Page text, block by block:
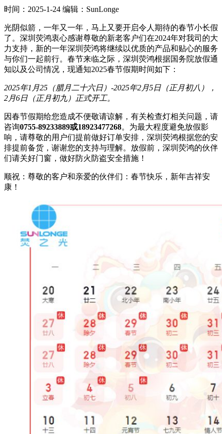
时间：2025-1-24 编辑：SunLonge
光阴似箭，一年又一年，马上又要开启令人期待的春节小长假
了。深圳荧鸿衷心感谢尊敬的新老客户们在2024年对我司的大
力支持，新的一年深圳荧鸿将继续以优质的产品和贴心的服务
与你们一起前行。春节来临之际，深圳荧鸿根据国务院放假通
知以及公司情况，现通知2025春节假期时间如下：
2025年1月25（腊月二十六日）-2025年2月5日（正月初八），
2月6日（正月初九）正式开工。
因春节假期给您造成不便敬请谅解，有关检查灯相关问题，请
咨询0755-89233889或18923477268。为最大程度避免放假影
响，请尊敬的用户们提前做好订单安排，深圳荧鸿根据您的安
排提前备货，谢谢您的支持与理解。放假前，深圳荧鸿的伙伴
们请关好门窗，做好防火防盗安全措施！
顺祝：尊敬的客户和亲爱的伙伴们：春节快乐，新年吉祥安
康！